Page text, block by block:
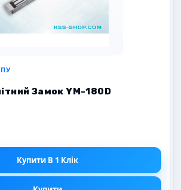
Замок YM-180D
Купити В 1 Клік